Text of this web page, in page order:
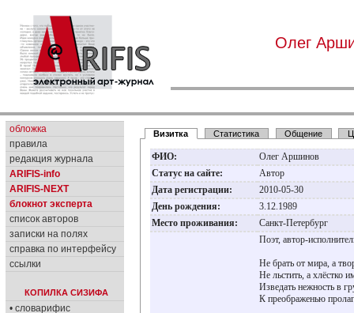
Олег
обложка
правила
редакция журнала
ARIFIS-info
ARIFIS-NEXT
блокнот эксперта
список авторов
записки на полях
справка по интерфейсу
ссылки
КОПИЛКА СИЗИФА
• словарифис
Визитка Статистика Общение
ФИО:
Олег Аршинов
Статус на сайте:
Автор
Дата регистрации:
2010-05-30
День рождения:
3.12.1989
Место проживания:
Санкт-Петербург
Поэт, автор-
Не брать от мира, а
Не льстить, а хлёстко
Изведать нежность в
К преображенью